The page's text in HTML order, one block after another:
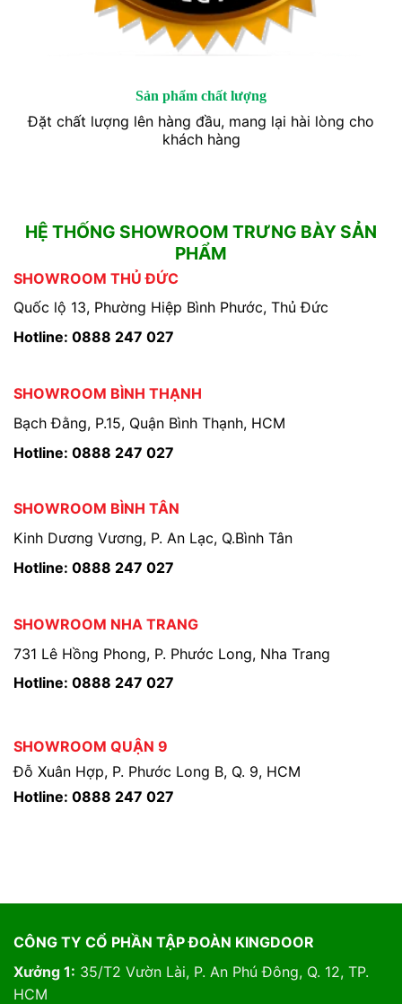
Sản phẩm chất lượng
Đặt chất lượng lên hàng đầu, mang lại hài lòng cho
khách hàng
HỆ THỐNG SHOWROOM TRƯNG BÀY SẢN
PHẨM
SHOWROOM THỦ ĐỨC
Quốc lộ 13, Phường Hiệp Bình Phước, Thủ Đức
Hotline: 0888 247 027
SHOWROOM BÌNH THẠNH
Bạch Đằng, P.15, Quận Bình Thạnh, HCM
Hotline: 0888 247 027
SHOWROOM BÌNH TÂN
Kinh Dương Vương, P. An Lạc, Q.Bình Tân
Hotline: 0888 247 027
SHOWROOM NHA TRANG
731 Lê Hồng Phong, P. Phước Long, Nha Trang
Hotline: 0888 247 027
SHOWROOM QUẬN 9
Đỗ Xuân Hợp, P. Phước Long B, Q. 9, HCM
Hotline: 0888 247 027
CÔNG TY CỔ PHẦN TẬP ĐOÀN KINGDOOR
Xưởng 1: 35/T2 Vườn Lài, P. An Phú Đông, Q. 12, TP.
HCM